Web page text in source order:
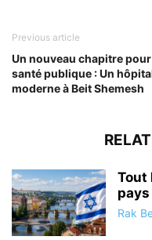
Previous article
Un nouveau chapitre
santé publique : Un
moderne à Beit Shemesh
Tout
Rak